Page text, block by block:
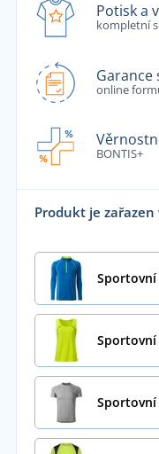
Potisk a
kompletní
Garance
online
BONTIS+
Produkt je